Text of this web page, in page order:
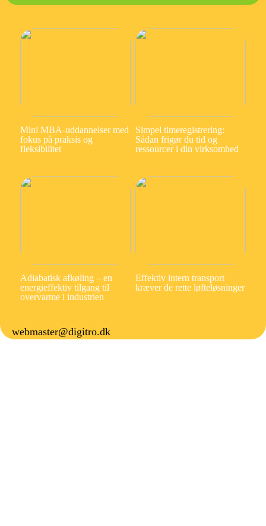
Mini MBA-uddannelser med
fokus på praksis og
fleksibilitet
Simpel timeregistrering:
Sådan frigør du tid og
ressourcer i din virksomhed
Adiabatisk afkøling – en
energieffektiv tilgang til
overvarme i industrien
Effektiv intern transport
kræver de rette løfteløsninger
webmaster@digitro.dk